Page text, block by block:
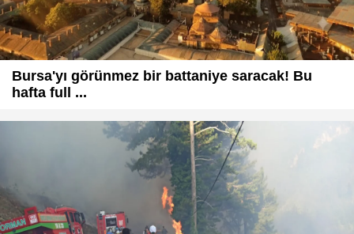
Bursa'yı görünmez bir battaniye saracak! Bu
hafta full ...